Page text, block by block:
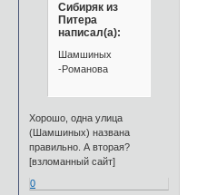
Сибиряк из
Питера
написал(а):
Шамшиных
-Романова
Хорошо, одна улица
(Шамшиных) названа
правильно. А вторая?
[взломанный сайт]
0